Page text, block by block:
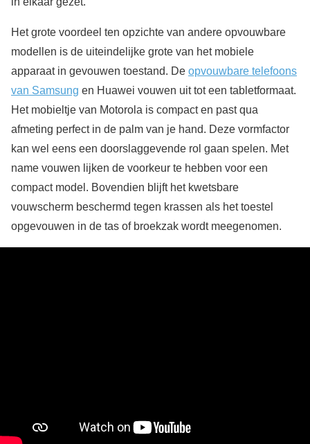
Het grote voordeel ten opzichte van andere opvouwbare
modellen is de uiteindelijke grote van het mobiele
apparaat in gevouwen toestand. De opvouwbare telefoons
van Samsung en Huawei vouwen uit tot een tabletformaat.
Het mobieltje van Motorola is compact en past qua
afmeting perfect in de palm van je hand. Deze vormfactor
kan wel eens een doorslaggevende rol gaan spelen. Met
name vouwen lijken de voorkeur te hebben voor een
compact model. Bovendien blijft het kwetsbare
vouwscherm beschermd tegen krassen als het toestel
opgevouwen in de tas of broekzak wordt meegenomen.